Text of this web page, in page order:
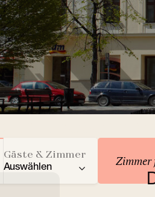
Gäste & Zimmer
Auswählen Zimmer